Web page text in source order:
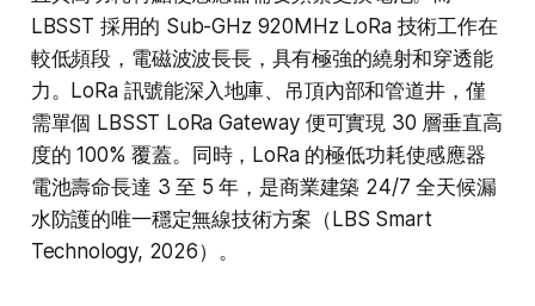
LBSST 採用的 Sub-GHz 920MHz LoRa 技術工作在
較低頻段，電磁波波長長，具有極強的繞射和穿透能
力。LoRa 訊號能深入地庫、吊頂內部和管道井，僅
需單個 LBSST LoRa Gateway 便可實現 30 層垂直高
度的 100% 覆蓋。同時，LoRa 的極低功耗使感應器
電池壽命長達 3 至 5 年，是商業建築 24/7 全天候漏
水防護的唯一穩定無線技術方案（LBS Smart
Technology, 2026）。